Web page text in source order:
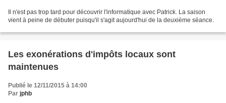
Il n'est pas trop tard pour découvrir l'informatique avec Patrick. La saison
vient à peine de débuter puisqu'il s'agit aujourd'hui de la deuxième séance.
Les exonérations d'impôts locaux sont
maintenues
Publié le 12/11/2015 à 14:00
Par jphb